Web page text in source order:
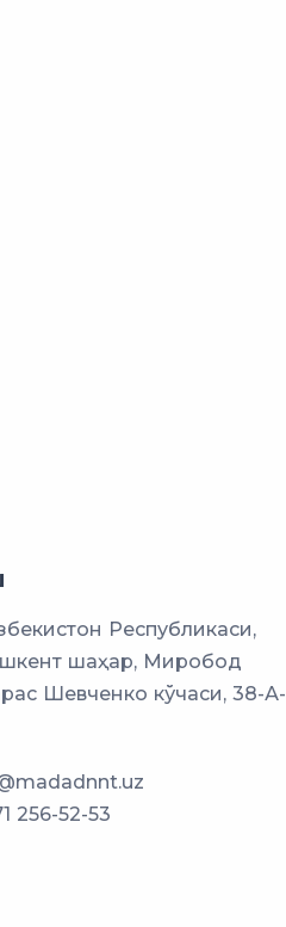
Республикаси,
шаҳар, Миробод
Шевченко кўчаси, 38-А-
256-52-53